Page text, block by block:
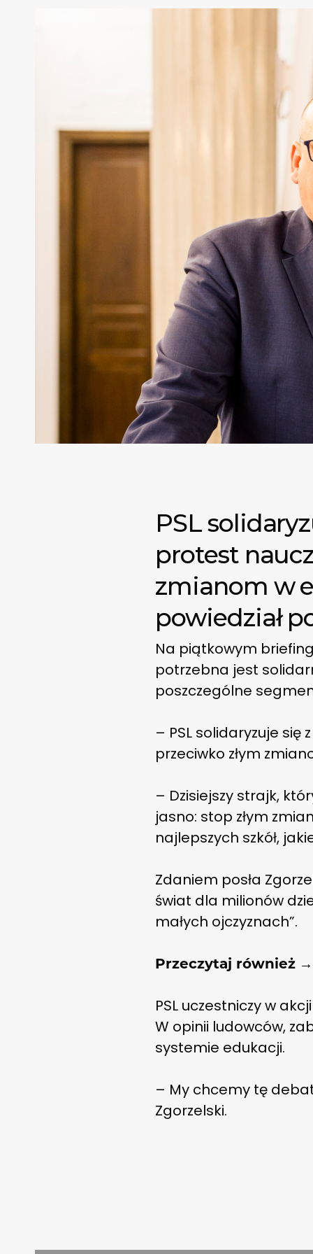
PSL
protest
zmianom w
powiedział
Na piątkowym
potrzebna jest
poszczególne
– PSL solidaryzuje
przeciwko złym
– Dzisiejszy strajk,
jasno: stop złym
najlepszych szkół,
Zdaniem posła
świat dla milionów
małych ojczyznach”.
Przeczytaj również →
PSL uczestniczy w
W opinii ludowców,
systemie edukacji.
– My chcemy tę
Zgorzelski.